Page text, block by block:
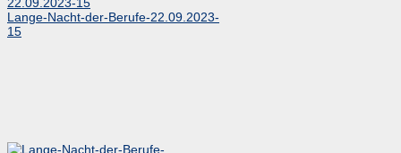
Lange-Nacht-der-Berufe-22.09.2023-
15